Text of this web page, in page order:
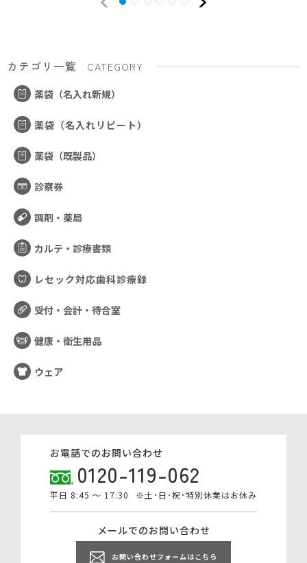
カテゴリ一覧
CATEGORY
薬袋（名入れ新規）
薬袋（名入れリピート）
薬袋（既製品）
診察券
調剤・薬局
カルテ・診療書類
レセック対応歯科診療録
受付・会計・待合室
健康・衛生用品
ウェア
お電話でのお問い合わせ
0120-119-062
平日 8:45 ～ 17:30 ※土･日･祝･特別休業はお休み
メールでのお問い合わせ
お問い合わせフォームはこちら